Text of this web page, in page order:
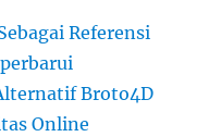
Referensi
Broto4D
Online